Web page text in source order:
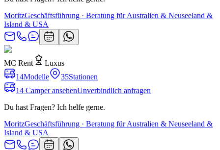
MoritzGeschäftsführung · Beratung für Australien & Neuseeland &
Island & USA
MC Rent
Luxus
14Modelle 35Stationen
14 Camper ansehenUnverbindlich anfragen
Du hast Fragen? Ich helfe gerne.
MoritzGeschäftsführung · Beratung für Australien & Neuseeland &
Island & USA